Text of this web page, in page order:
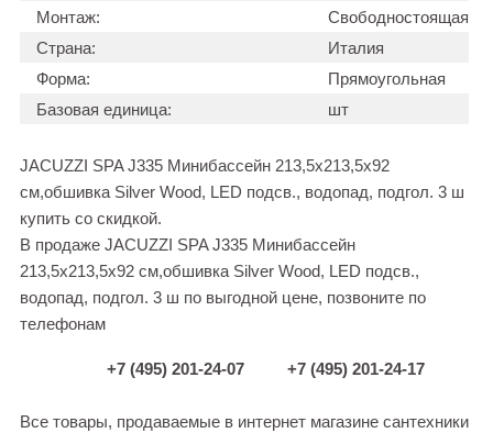
Монтаж:
Свободностоящая
Страна:
Италия
Форма:
Прямоугольная
Базовая единица:
шт
JACUZZI SPA J335 Минибассейн 213,5х213,5х92
см,обшивка Silver Wood, LED подсв., водопад, подгол. 3 ш
купить со скидкой.
В продаже JACUZZI SPA J335 Минибассейн
213,5х213,5х92 см,обшивка Silver Wood, LED подсв.,
водопад, подгол. 3 ш по выгодной цене, позвоните по
телефонам
+7 (495) 201-24-07 +7 (495) 201-24-17
Все товары, продаваемые в интернет магазине сантехники